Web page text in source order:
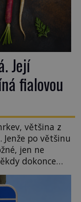
Její
fialovou
většina z
po většinu
jen ne
dokonce
které si českou
Její příběh je